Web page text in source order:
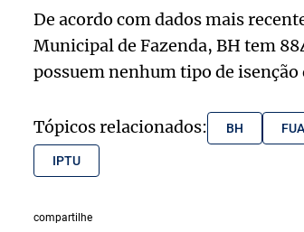
De acordo com dados mais
Municipal de Fazenda, BH tem
possuem nenhum tipo de isenção
Tópicos relacionados: BH
IPTU
compartilhe